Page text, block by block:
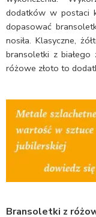
dodatków w postaci
dopasować
nosiła. Klasyczne,
bransoletki z białego
różowe złoto to
Bransoletki z